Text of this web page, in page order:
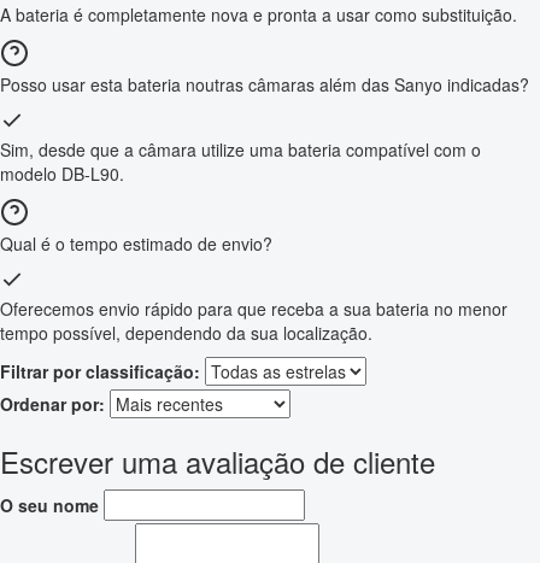
A bateria é completamente nova e pronta a usar como substituição.
Posso usar esta bateria noutras câmaras além das Sanyo indicadas?
Sim, desde que a câmara utilize uma bateria compatível com o
modelo DB-L90.
Qual é o tempo estimado de envio?
Oferecemos envio rápido para que receba a sua bateria no menor
tempo possível, dependendo da sua localização.
Filtrar por classificação:
Ordenar por:
Escrever uma avaliação de cliente
O seu nome